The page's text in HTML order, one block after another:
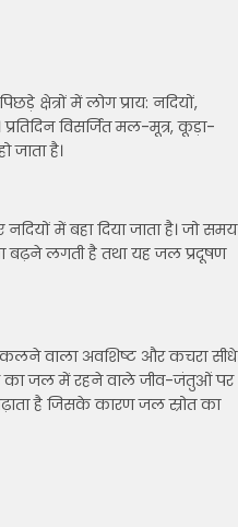
क्षेत्रों में लोग प्राय: नदियों,
विसर्जित मल-मूत्र, कूड़ा-
जाता है।
में बहा दिया जाता है। जो समय
बढ़ने लगती है तथा यह जल प्रदूषण
वाला अवशिष्ट और कचरा सीधे
का जल में रहने वाले जीव-जंतुओं पर
है जिसके कारण जल स्रोत का